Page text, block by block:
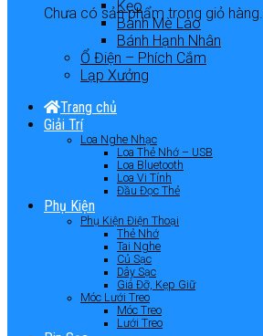
Chưa có sản phẩm trong giỏ hàng.
Kẹo
Bánh Mè Láo
Bánh Hạnh Nhân
Ổ Điện – Phích Cắm
Lạp Xưởng
Trang chủ
Giải Trí
Loa Nghe Nhạc
Loa Thẻ Nhớ – USB
Loa Bluetooth
Loa Vi Tính
Đầu Đọc Thẻ
Phụ Kiện
Phụ Kiện Điện Thoại
Thẻ Nhớ
Tai Nghe
Củ Sạc
Dây Sạc
Giá Đỡ, Kẹp Giữ
Móc Lưới Treo
Móc Treo
Lưới Treo